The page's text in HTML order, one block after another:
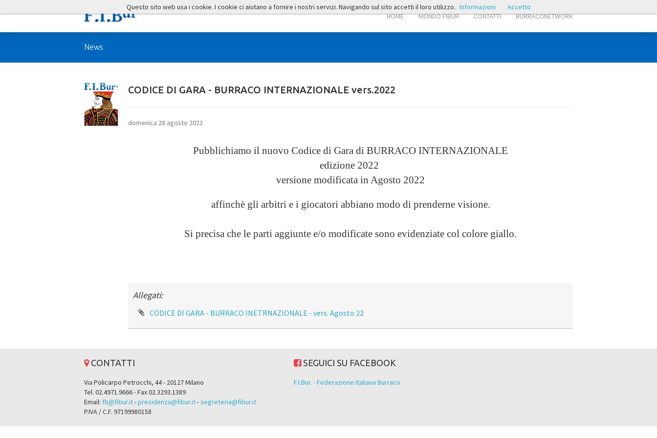
HOME MONDO FIBUR CONTATTI BURRACONETWORK
News
CODICE DI GARA - BURRACO INTERNAZIONALE vers.2022
domenica 28 agosto 2022
Pubblichiamo il nuovo Codice di Gara di BURRACO INTERNAZIONALE
edizione 2022
versione modificata in Agosto 2022
affinchè gli arbitri e i giocatori abbiano modo di prenderne visione.
Si precisa che le parti aggiunte e/o modificate sono evidenziate col colore giallo.
Allegati:
CODICE DI GARA - BURRACO INETRNAZIONALE - vers. Agosto 22
CONTATTI
Via Policarpo Petrocchi, 44 - 20127 Milano
Tel. 02.4971.9666 - Fax 02.3293.1389
Email: fb@fibur.it-presidenza@fibur.it-segreteria@fibur.it
P.IVA / C.F. 97199980158
SEGUICI SU FACEBOOK
F.I.Bur. - Federazione Italiana Burraco
Questo sito web usa i cookie. I cookie ci aiutano a fornire i nostri servizi. Navigando sul sito accetti il loro utilizzo. Informazioni Accetto